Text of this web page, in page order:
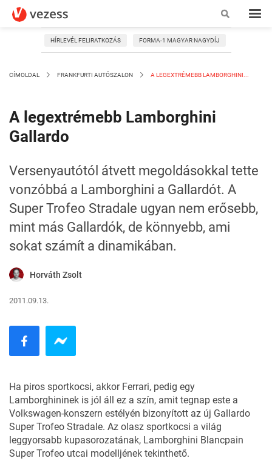
HÍRLEVÉL FELIRATKOZÁS FORMA-1 MAGYAR NAGYDÍJ
CÍMOLDAL FRANKFURTI AUTÓSZALON A LEGEXTRÉMEBB LAMBORGHINI...
A legextrémebb Lamborghini
Gallardo
Versenyautótól átvett megoldásokkal tette
vonzóbbá a Lamborghini a Gallardót. A
Super Trofeo Stradale ugyan nem erősebb,
mint más Gallardók, de könnyebb, ami
sokat számít a dinamikában.
Horváth Zsolt
2011.09.13.
Ha piros sportkocsi, akkor Ferrari, pedig egy
Lamborghininek is jól áll ez a szín, amit tegnap este a
Volkswagen-konszern estélyén bizonyított az új Gallardo
Super Trofeo Stradale. Az olasz sportkocsi a világ
leggyorsabb kupasorozatának, Lamborghini Blancpain
Super Trofeo utcai modelljének tekinthető.